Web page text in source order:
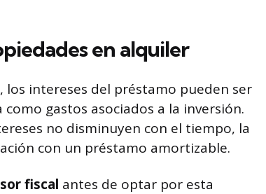
en alquiler
los intereses del préstamo pueden ser
gastos asociados a la inversión.
no disminuyen con el tiempo, la
con un préstamo amortizable.
fiscal antes de optar por esta